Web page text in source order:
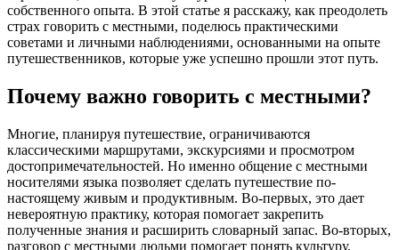
собственного опыта. В этой статье я расскажу, как преодолеть
страх говорить с местными, поделюсь практическими
советами и личными наблюдениями, основанными на опыте
путешественников, которые уже успешно прошли этот путь.
Почему важно говорить с местными?
Многие, планируя путешествие, ограничиваются
классическими маршрутами, экскурсиями и просмотром
достопримечательностей. Но именно общение с местными
носителями языка позволяет сделать путешествие по-
настоящему живым и продуктивным. Во-первых, это дает
невероятную практику, которая помогает закрепить
полученные знания и расширить словарный запас. Во-вторых,
разговор с местными людьми помогает понять культуру,